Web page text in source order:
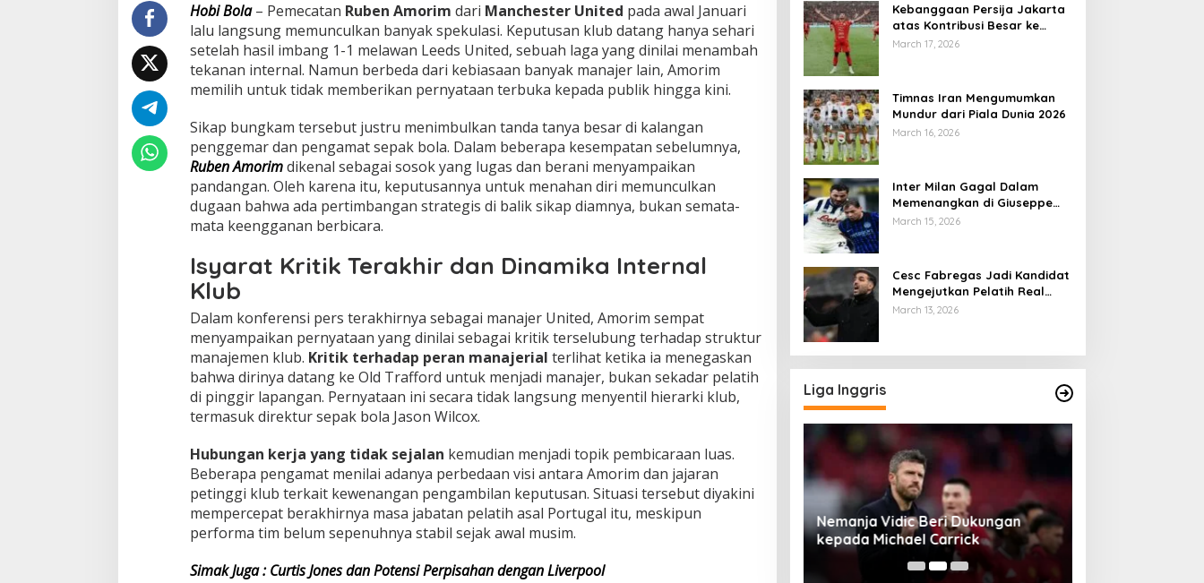
Hobi Bola– Pemecatan Ruben Amorim dari Manchester United pada awal Januari
lalu langsung memunculkan banyak spekulasi. Keputusan klub datang hanya sehari
setelah hasil imbang 1-1 melawan Leeds United, sebuah laga yang dinilai menambah
tekanan internal. Namun berbeda dari kebiasaan banyak manajer lain, Amorim
memilih untuk tidak memberikan pernyataan terbuka kepada publik hingga kini.
Sikap bungkam tersebut justru menimbulkan tanda tanya besar di kalangan
penggemar dan pengamat sepak bola. Dalam beberapa kesempatan sebelumnya,
Ruben Amorimdikenal sebagai sosok yang lugas dan berani menyampaikan
pandangan. Oleh karena itu, keputusannya untuk menahan diri memunculkan
dugaan bahwa ada pertimbangan strategis di balik sikap diamnya, bukan semata-
mata keengganan berbicara.
Isyarat Kritik Terakhir dan Dinamika Internal
Klub
Dalam konferensi pers terakhirnya sebagai manajer United, Amorim sempat
menyampaikan pernyataan yang dinilai sebagai kritik terselubung terhadap struktur
manajemen klub. Kritik terhadap peran manajerial terlihat ketika ia menegaskan
bahwa dirinya datang ke Old Trafford untuk menjadi manajer, bukan sekadar pelatih
di pinggir lapangan. Pernyataan ini secara tidak langsung menyentil hierarki klub,
termasuk direktur sepak bola Jason Wilcox.
Hubungan kerja yang tidak sejalan kemudian menjadi topik pembicaraan luas.
Beberapa pengamat menilai adanya perbedaan visi antara Amorim dan jajaran
petinggi klub terkait kewenangan pengambilan keputusan. Situasi tersebut diyakini
mempercepat berakhirnya masa jabatan pelatih asal Portugal itu, meskipun
performa tim belum sepenuhnya stabil sejak awal musim.
Simak Juga : Curtis Jones dan Potensi Perpisahan dengan Liverpool
Kebanggaan Persija Jakarta
atas Kontribusi Besar ke
Timnas Indonesia
March 17, 2026
Timnas Iran Mengumumkan
Mundur dari Piala Dunia 2026
March 16, 2026
Inter Milan Gagal Dalam
Memenangkan di Giuseppe
Meazza
March 15, 2026
Cesc Fabregas Jadi Kandidat
Mengejutkan Pelatih Real
Madrid
March 13, 2026
Liga Inggris
Ketidakpastian Masa Depan
Marcus Rashford di Barcelona
Nemanja Vidic Beri Dukungan
kepada Michael Carrick